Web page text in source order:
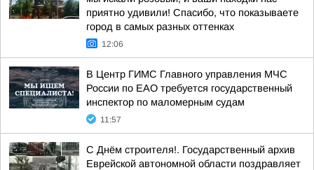
приятно удивили! Спасибо, что показываете
город в самых разных оттенках
12:06
В Центр ГИМС Главного управления МЧС
России по ЕАО требуется государственный
инспектор по маломерным судам
11:57
С Днём строителя!. Государственный архив
Еврейской автономной области поздравляет